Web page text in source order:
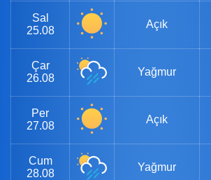
Sal
25.08
Açık
Çar
26.08
Yağmur
Per
27.08
Açık
Cum
28.08
Yağmur